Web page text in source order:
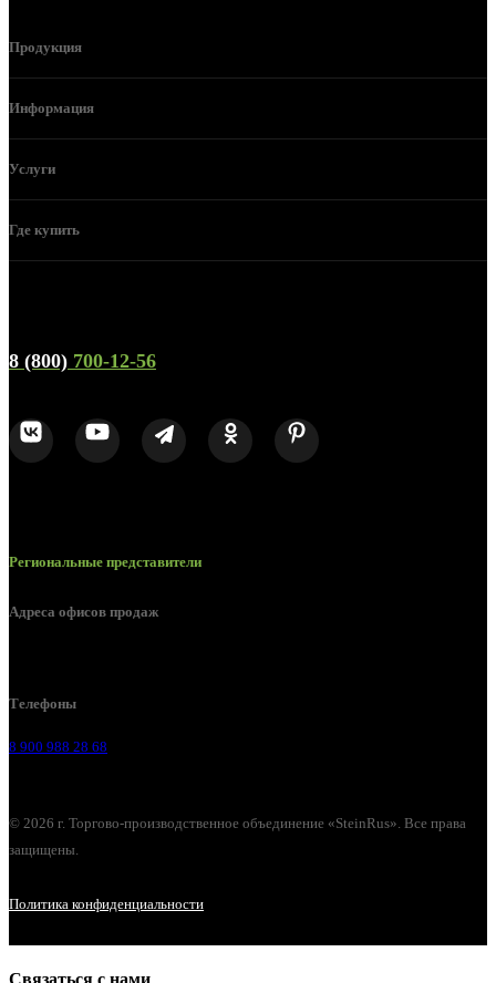
Продукция
Информация
Услуги
Где купить
8 (800) 700-12-56
Региональные представители
Адреса офисов продаж
Телефоны
8 900 988 28 68
© 2026 г. Торгово-производственное объединение «SteinRus». Все права
защищены.
Политика конфиденциальности
Связаться с нами